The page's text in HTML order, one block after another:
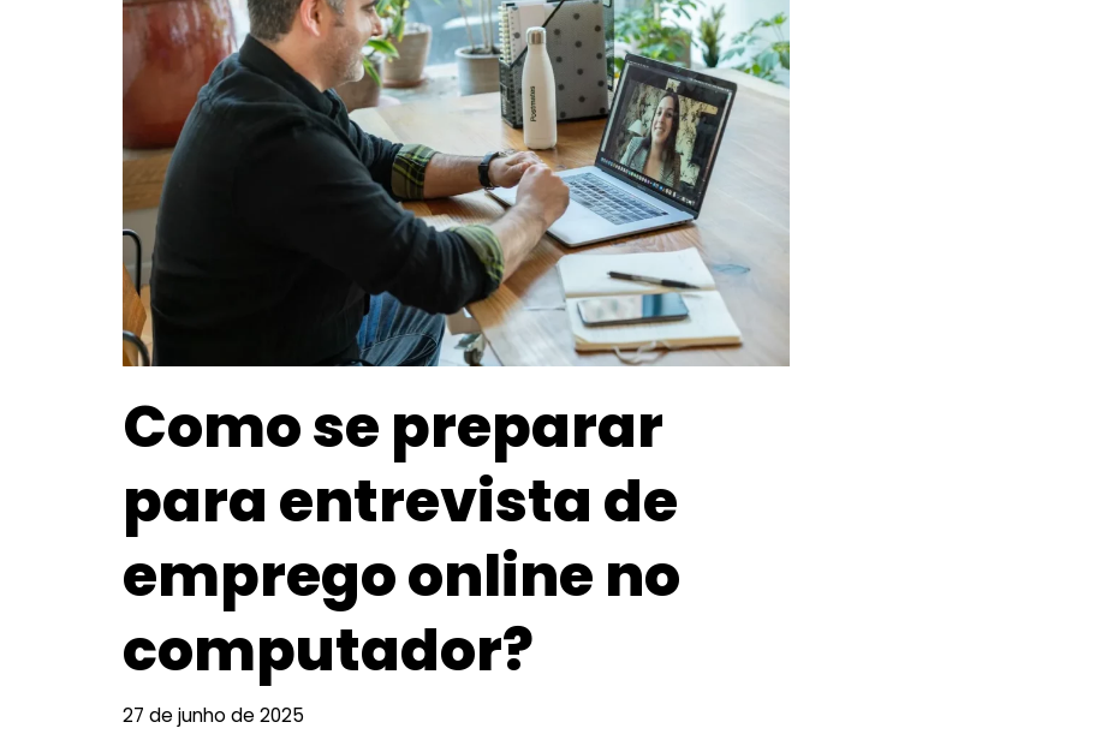
Como se preparar
para entrevista de
emprego online no
computador?
27 de junho de 2025